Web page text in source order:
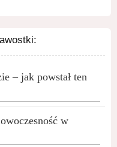
– jak powstał ten
w